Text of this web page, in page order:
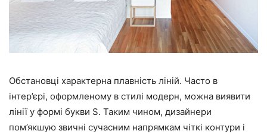
Обстановці характерна плавність ліній. Часто в
інтер’єрі, оформленому в стилі модерн, можна виявити
лінії у формі букви S. Таким чином, дизайнери
пом’якшую звичні сучасним напрямкам чіткі контури і